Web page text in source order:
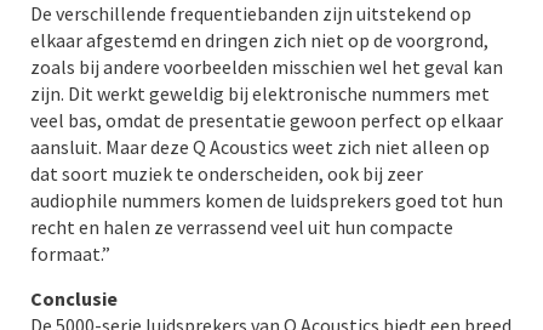
De verschillende frequentiebanden zijn uitstekend op
elkaar afgestemd en dringen zich niet op de voorgrond,
zoals bij andere voorbeelden misschien wel het geval kan
zijn. Dit werkt geweldig bij elektronische nummers met
veel bas, omdat de presentatie gewoon perfect op elkaar
aansluit. Maar deze Q Acoustics weet zich niet alleen op
dat soort muziek te onderscheiden, ook bij zeer
audiophile nummers komen de luidsprekers goed tot hun
recht en halen ze verrassend veel uit hun compacte
formaat.”
Conclusie
De 5000-serie luidsprekers van Q Acoustics biedt een breed